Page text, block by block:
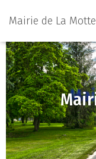
Mairie de La